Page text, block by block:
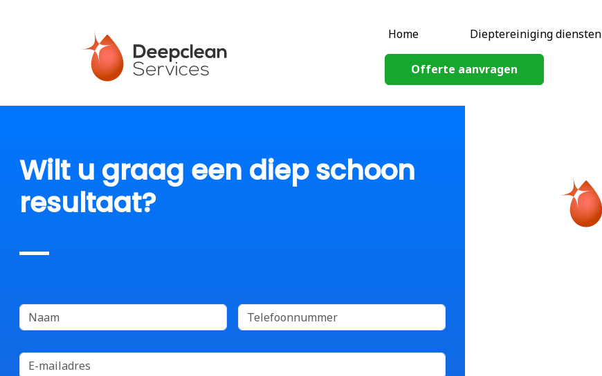
Home Dieptereiniging diensten
Offerte aanvragen
Wilt u graag een diep schoon
resultaat?